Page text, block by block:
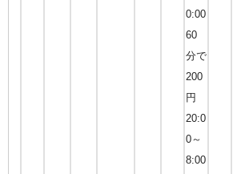
0:00
60
分で
200
円
20:0
0～
8:00